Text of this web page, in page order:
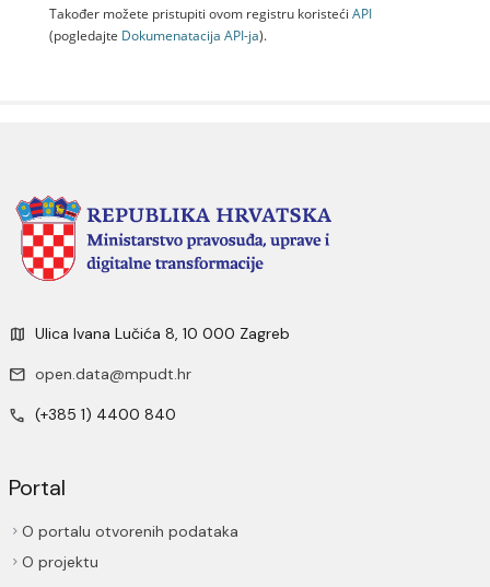
Također možete pristupiti ovom registru koristeći API
(pogledajte Dokumenаtаcijа API-jа).